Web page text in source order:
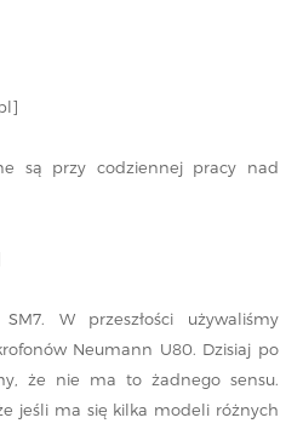
są przy codziennej pracy nad
W przeszłości używaliśmy
Neumann U80. Dzisiaj po
że nie ma to żadnego sensu.
jeśli ma się kilka modeli różnych